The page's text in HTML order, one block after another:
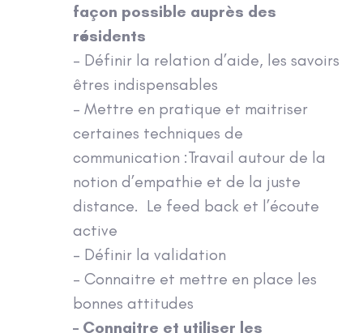
façon possible auprès des
résidents
– Définir la relation d’aide, les savoirs
êtres indispensables
– Mettre en pratique et maitriser
certaines techniques de
communication :Travail autour de la
notion d’empathie et de la juste
distance. Le feed back et l’écoute
active
– Définir la validation
– Connaitre et mettre en place les
bonnes attitudes
– Connaitre et utiliser les